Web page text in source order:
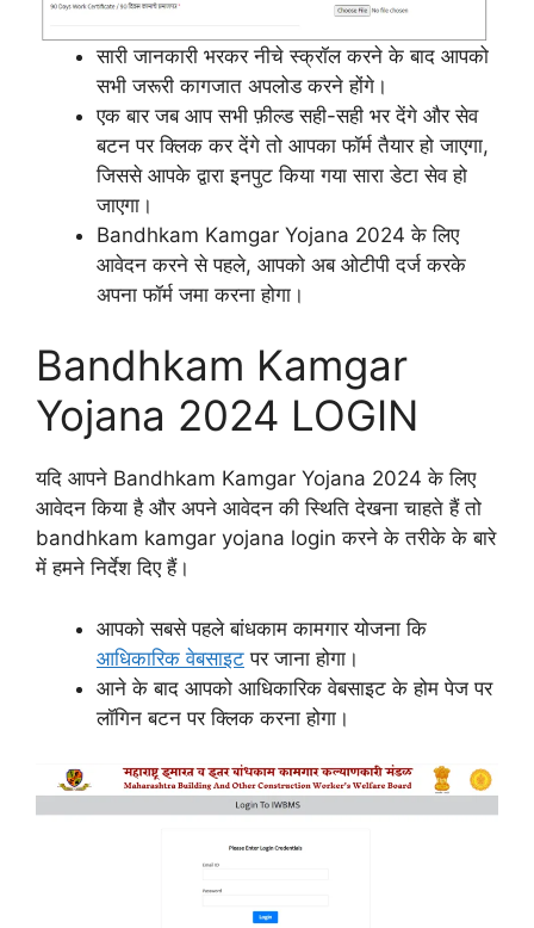
सारी जानकारी भरकर नीचे स्क्रॉल करने के बाद आपको
सभी जरूरी कागजात अपलोड करने होंगे।
एक बार जब आप सभी फ़ील्ड सही-सही भर देंगे और सेव
बटन पर क्लिक कर देंगे तो आपका फॉर्म तैयार हो जाएगा,
जिससे आपके द्वारा इनपुट किया गया सारा डेटा सेव हो
जाएगा।
Bandhkam Kamgar Yojana 2024 के लिए
आवेदन करने से पहले, आपको अब ओटीपी दर्ज करके
अपना फॉर्म जमा करना होगा।
Bandhkam Kamgar
Yojana 2024 LOGIN
यदि आपने Bandhkam Kamgar Yojana 2024 के लिए
आवेदन किया है और अपने आवेदन की स्थिति देखना चाहते हैं तो
bandhkam kamgar yojana login करने के तरीके के बारे
में हमने निर्देश दिए हैं।
आपको सबसे पहले बांधकाम कामगार योजना कि
आधिकारिक वेबसाइट पर जाना होगा।
आने के बाद आपको आधिकारिक वेबसाइट के होम पेज पर
लॉगिन बटन पर क्लिक करना होगा।